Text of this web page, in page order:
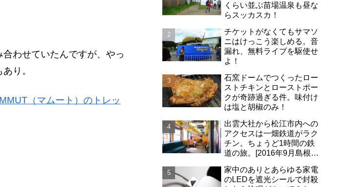
わせていたんですが、やっ
り。
（マムート）のトレッ
くらい並ぶ苗場温泉も昼な
らスッカスカ！
チケットがなくてもサマソ
ニはけっこう楽しめる。音
漏れ、無料ライブを駆使せ
よ！
石窯ドームでつくったロー
ストチキンとローストポー
クが奇跡過ぎる件。味付け
は塩と胡椒のみ！
出雲大社から松江市内への
アクセスは一畑鉄道がラク
チン。ちょうど1時間の鉄
道の旅。[2016年9月島根旅
家中のありとあらゆる家電
のLEDを遮光シールで封殺